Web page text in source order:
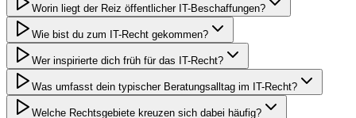
Worin liegt der Reiz öffentlicher IT-Beschaffungen?
Wie bist du zum IT-Recht gekommen?
Wer inspirierte dich früh für das IT-Recht?
Was umfasst dein typischer Beratungsalltag im IT-Recht?
Welche Rechtsgebiete kreuzen sich dabei häufig?